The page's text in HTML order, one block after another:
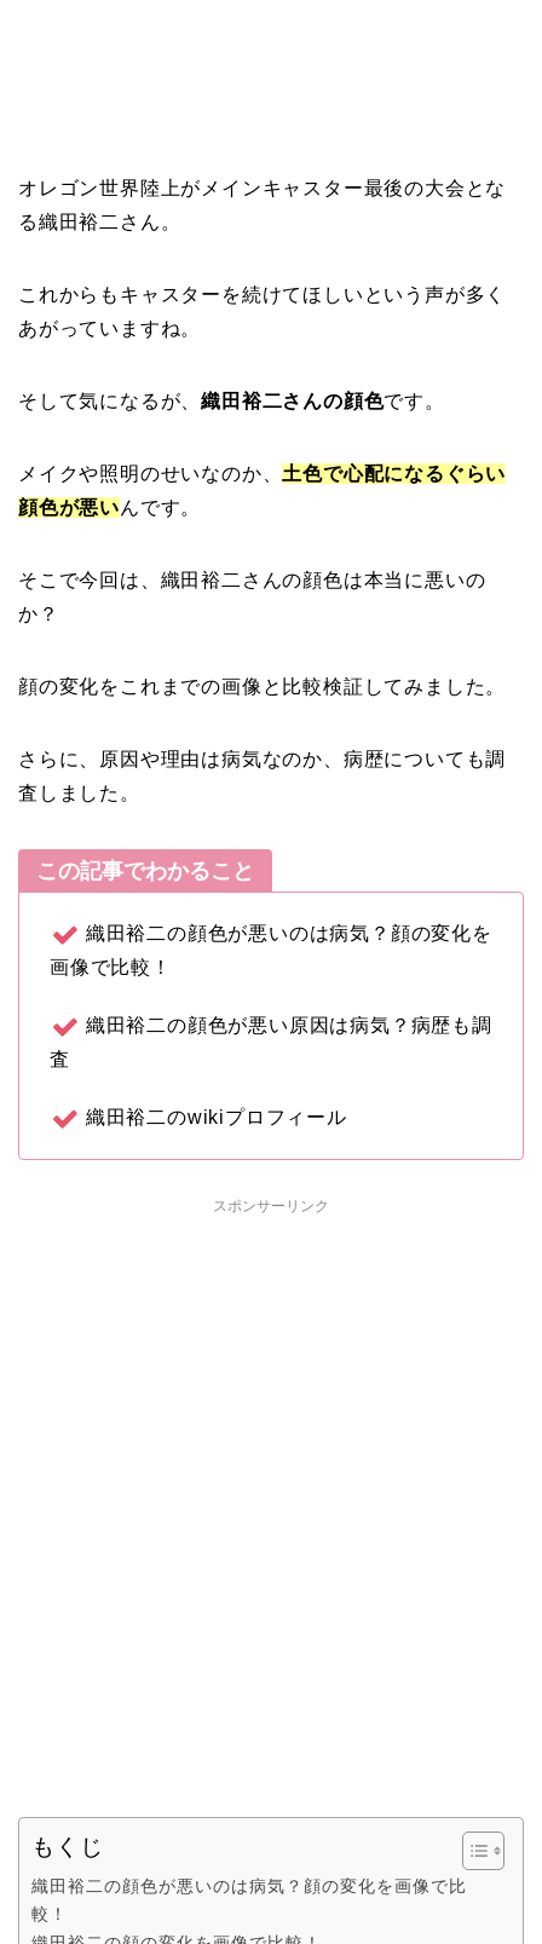
オレゴン世界陸上がメインキャスター最後の大会とな
る織田裕二さん。
これからもキャスターを続けてほしいという声が多く
あがっていますね。
そして気になるが、織田裕二さんの顔色です。
メイクや照明のせいなのか、 土色で心配になるぐらい
顔色が悪いんです。
そこで今回は、織田裕二さんの顔色は本当に悪いの
か？
顔の変化をこれまでの画像と比較検証してみました。
さらに、原因や理由は病気なのか、病歴についても調
査しました。
この記事でわかること
織田裕二の顔色が悪いのは病気？顔の変化を
画像で比較！
織田裕二の顔色が悪い原因は病気？病歴も調
査
織田裕二のwikiプロフィール
スポンサーリンク
もくじ
織田裕二の顔色が悪いのは病気？顔の変化を画像で比
較！